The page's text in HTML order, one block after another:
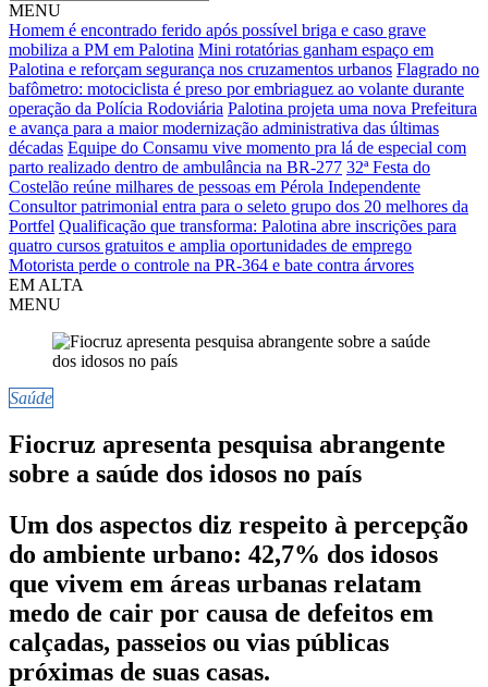
MENU
Homem é encontrado ferido após possível briga e caso grave
mobiliza a PM em Palotina Mini rotatórias ganham espaço em
Palotina e reforçam segurança nos cruzamentos urbanos Flagrado no
bafômetro: motociclista é preso por embriaguez ao volante durante
operação da Polícia Rodoviária Palotina projeta uma nova Prefeitura
e avança para a maior modernização administrativa das últimas
décadas Equipe do Consamu vive momento pra lá de especial com
parto realizado dentro de ambulância na BR-277 32ª Festa do
Costelão reúne milhares de pessoas em Pérola Independente
Consultor patrimonial entra para o seleto grupo dos 20 melhores da
Portfel Qualificação que transforma: Palotina abre inscrições para
quatro cursos gratuitos e amplia oportunidades de emprego
Motorista perde o controle na PR-364 e bate contra árvores
EM ALTA
MENU
Saúde
Fiocruz apresenta pesquisa abrangente
sobre a saúde dos idosos no país
Um dos aspectos diz respeito à percepção
do ambiente urbano: 42,7% dos idosos
que vivem em áreas urbanas relatam
medo de cair por causa de defeitos em
calçadas, passeios ou vias públicas
próximas de suas casas.